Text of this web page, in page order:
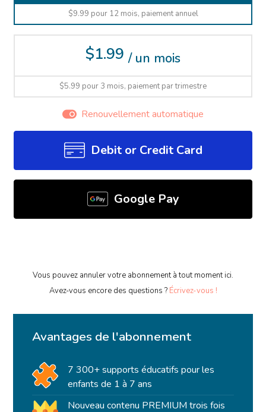
$9.99 pour 12 mois, paiement annuel
$1.99 / un mois
$5.99 pour 3 mois, paiement par trimestre
Renouvellement automatique
Debit or Credit Card
Google Pay
Vous pouvez annuler votre abonnement à tout moment ici.
Avez-vous encore des questions ? Écrivez-vous !
Avantages de l'abonnement
7 300+ supports éducatifs pour les
enfants de 1 à 7 ans
Nouveau contenu PREMIUM trois fois